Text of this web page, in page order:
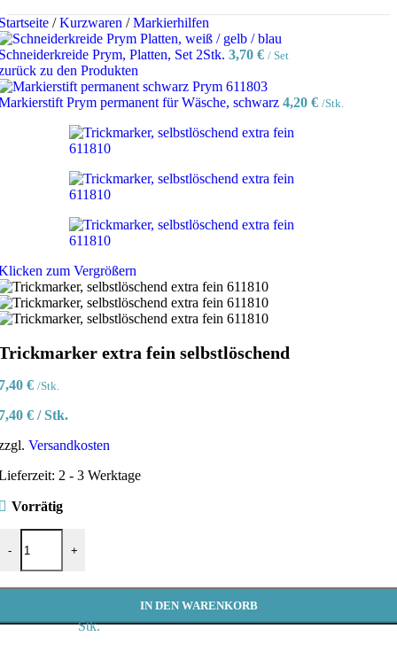
/ Kurzwaren / Markierhilfen
Prym, Platten, Set 2Stk. 3,70 € / Set
zu den Produkten
Prym permanent für Wäsche, schwarz 4,20 € /Stk.
zum Vergrößern
extra fein selbstlöschend
€ /Stk.
€ /Stk.
Versandkosten
2 - 3 Werktage
Vorrätig
-
extra fein selbstlöschend Menge
+
Stk.
IN DEN WARENKORB